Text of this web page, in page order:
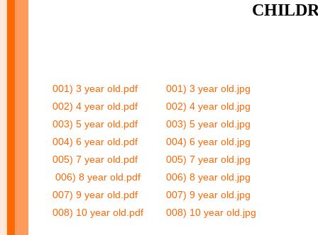
001) 3 year old.pdf
001) 3 year old.jpg
002) 4 year old.pdf
002) 4 year old.jpg
003) 5 year old.pdf
003) 5 year old.jpg
004) 6 year old.pdf
004) 6 year old.jpg
005) 7 year old.pdf
005) 7 year old.jpg
006) 8 year old.pdf
006) 8 year old.jpg
007) 9 year old.pdf
007) 9 year old.jpg
008) 10 year old.pdf
008) 10 year old.jpg